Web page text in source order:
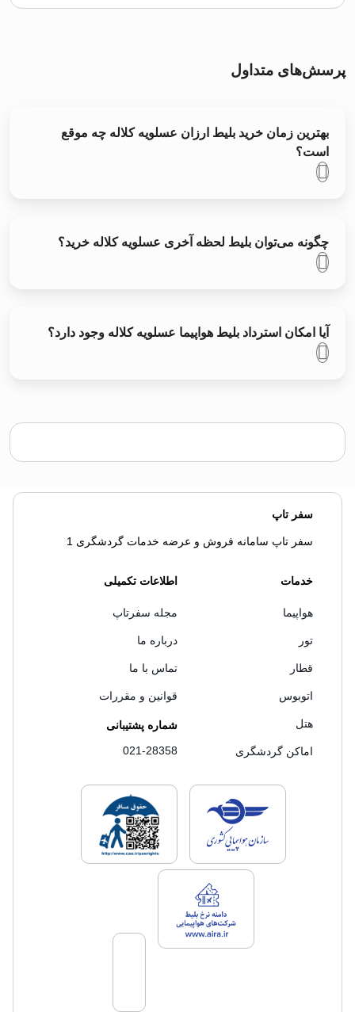
پرسش‌های متداول
بهترین زمان خرید بلیط ارزان عسلویه کلاله چه موقع
است؟
چگونه می‌توان بلیط لحظه آخری عسلویه کلاله خرید؟
آیا امکان استرداد بلیط هواپیما عسلویه کلاله وجود دارد؟
سفر تاپ
سفر تاپ سامانه فروش و عرضه خدمات گردشگری 1
خدمات
هواپیما
تور
قطار
اتوبوس
هتل
اماکن گردشگری
اطلاعات تکمیلی
مجله سفرتاپ
درباره ما
تماس با ما
قوانین و مقررات
شماره پشتیبانی
021-28358
لایسنس های فروش سفرتاپلایسنس های
لایسنس های فروش سفرتاپ